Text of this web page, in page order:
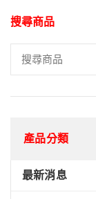
搜尋商品
產品分類
最新消息